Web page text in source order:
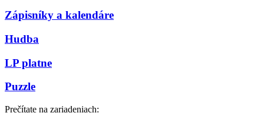
Zápisníky a kalendáre
Hudba
LP platne
Puzzle
Prečítate na zariadeniach: